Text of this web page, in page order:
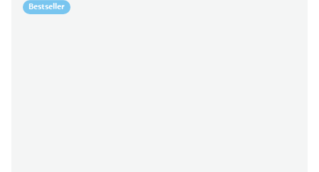
Bestseller